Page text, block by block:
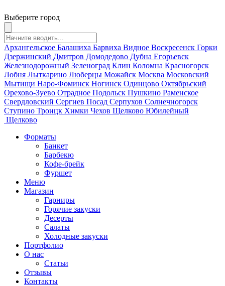
Выберите город
Архангельское Балашиха Барвиха Видное Воскресенск Горки
Дзержинский Дмитров Домодедово Дубна Егорьевск
Железнодорожный Зеленоград Клин Коломна Красногорск
Лобня Лыткарино Люберцы Можайск Москва Московский
Мытищи Наро-Фоминск Ногинск Одинцово Октябрьский
Орехово-Зуево Отрадное Подольск Пушкино Раменское
Свердловский Сергиев Посад Серпухов Солнечногорск
Ступино Троицк Химки Чехов Щелково Юбилейный
Щелково
Форматы
Банкет
Барбекю
Кофе-брейк
Фуршет
Меню
Магазин
Гарниры
Горячие закуски
Десерты
Салаты
Холодные закуски
Портфолио
О нас
Статьи
Отзывы
Контакты